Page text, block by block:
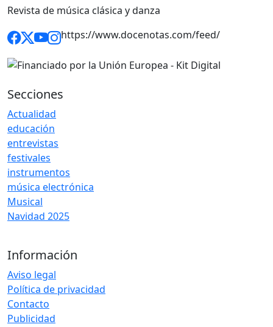
Revista de música clásica y danza
https://www.docenotas.com/feed/
Secciones
Actualidad
educación
entrevistas
festivales
instrumentos
música electrónica
Musical
Navidad 2025
Información
Aviso legal
Política de privacidad
Contacto
Publicidad